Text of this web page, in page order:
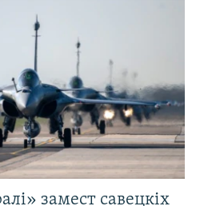
замест савецкіх